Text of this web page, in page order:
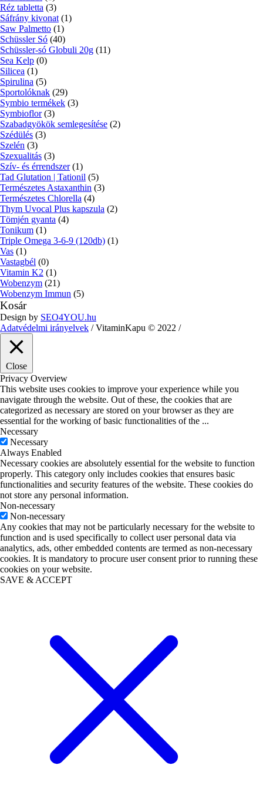
Réz tabletta (3)
Sáfrány kivonat (1)
Saw Palmetto (1)
Schüssler Só (40)
Schüssler-só Globuli 20g (11)
Sea Kelp (0)
Silicea (1)
Spirulina (5)
Sportolóknak (29)
Symbio termékek (3)
Symbioflor (3)
Szabadgyökök semlegesítése (2)
Szédülés (3)
Szelén (3)
Szexualitás (3)
Szív- és érrendszer (1)
Tad Glutation | Tationil (5)
Természetes Astaxanthin (3)
Természetes Chlorella (4)
Thym Uvocal Plus kapszula (2)
Tömjén gyanta (4)
Tonikum (1)
Triple Omega 3-6-9 (120db) (1)
Vas (1)
Vastagbél (0)
Vitamin K2 (1)
Wobenzym (21)
Wobenzym Immun (5)
Kosár
Design by SEO4YOU.hu
Adatvédelmi irányelvek / VitaminKapu © 2022 /
Close
Privacy Overview
This website uses cookies to improve your experience while you
navigate through the website. Out of these, the cookies that are
categorized as necessary are stored on your browser as they are
essential for the working of basic functionalities of the ...
Necessary
Necessary
Always Enabled
Necessary cookies are absolutely essential for the website to function
properly. This category only includes cookies that ensures basic
functionalities and security features of the website. These cookies do
not store any personal information.
Non-necessary
Non-necessary
Any cookies that may not be particularly necessary for the website to
function and is used specifically to collect user personal data via
analytics, ads, other embedded contents are termed as non-necessary
cookies. It is mandatory to procure user consent prior to running these
cookies on your website.
SAVE & ACCEPT